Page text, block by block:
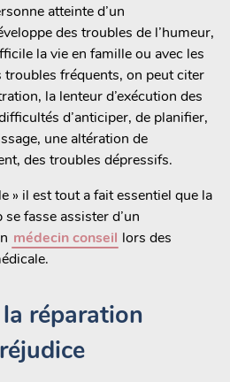
atteinte d’un
des troubles de l’humeur,
la vie en famille ou avec les
troubles fréquents, on peut citer
la lenteur d’exécution des
d’anticiper, de planifier,
une altération de
des troubles dépressifs.
» il est tout a fait essentiel que la
fasse assister d’un
médecin conseil lors des
réparation